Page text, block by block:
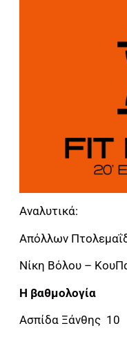
Αναλυτικά:
Απόλλων
Νίκη Βόλου –
Η βαθμολογία
Ασπίδα Ξάνθης 10